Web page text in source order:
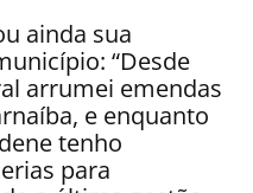
ainda sua
“Desde
arrumei emendas
e enquanto
tenho
para